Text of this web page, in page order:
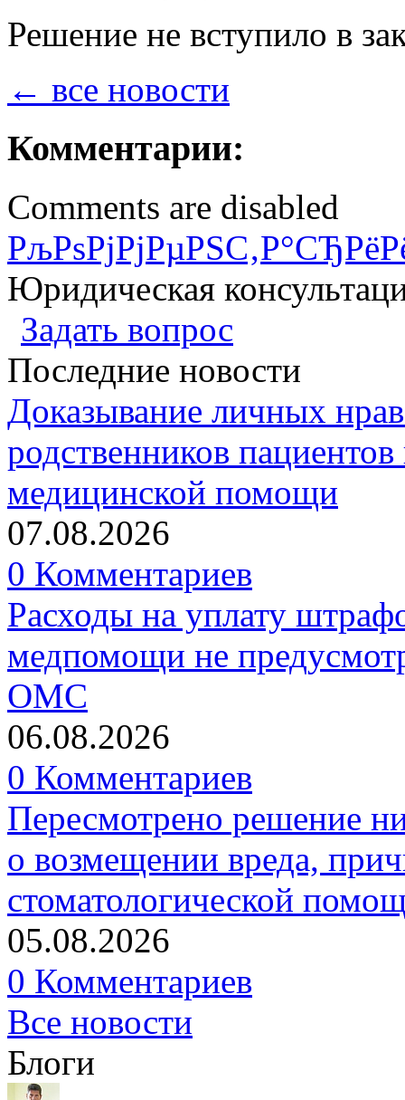
Решение не вступило в
← все новости
Комментарии:
Comments are disabled
Юридическая
Задать вопрос
Последние новости
Доказывание личных
родственников
медицинской помощи
07.08.2026
0 Комментариев
Расходы на уплату
медпомощи не
ОМС
06.08.2026
0 Комментариев
Пересмотрено решение
о возмещении вреда,
стоматологической
05.08.2026
0 Комментариев
Все новости
Блоги